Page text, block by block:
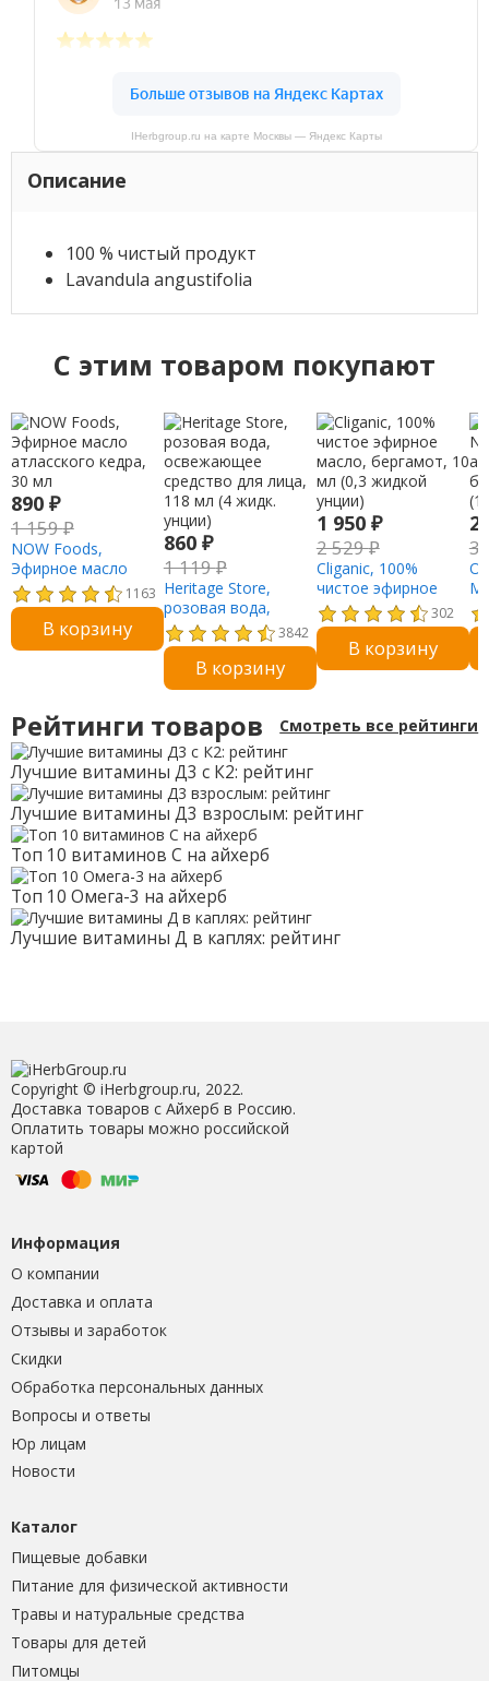
IHerbgroup.ru на карте Москвы — Яндекс Карты
Описание
100 % чистый продукт
Lavandula angustifolia
C этим товаром покупают
890 ₽
1 159₽
NOW Foods,
Эфирное масло
атласского кедра,
30 мл
1163
В корзину
860 ₽
1 119₽
Heritage Store,
розовая вода,
освежающее
средство для лица,
118 мл (4 жидк.
унции)
3842
В корзину
1 950 ₽
2 529₽
Cliganic, 100%
чистое эфирное
масло, бергамот, 10
мл (0,3 жидкой
унции)
302
В корзину
2
3
Рейтинги товаров Смотреть все рейтинги
Лучшие витамины Д3 с К2: рейтинг
Лучшие витамины Д3 взрослым: рейтинг
Топ 10 витаминов С на айхерб
Топ 10 Омега-3 на айхерб
Лучшие витамины Д в каплях: рейтинг
Copyright © iHerbgroup.ru, 2022.
Доставка товаров с Айхерб в Россию.
Оплатить товары можно российской
картой
Информация
О компании
Доставка и оплата
Отзывы и заработок
Скидки
Обработка персональных данных
Вопросы и ответы
Юр лицам
Новости
Каталог
Пищевые добавки
Питание для физической активности
Травы и натуральные средства
Товары для детей
Питомцы